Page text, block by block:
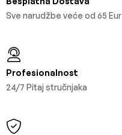
Sve narudžbe veće od 65 Eur
Profesionalnost
24/7 Pitaj stručnjaka